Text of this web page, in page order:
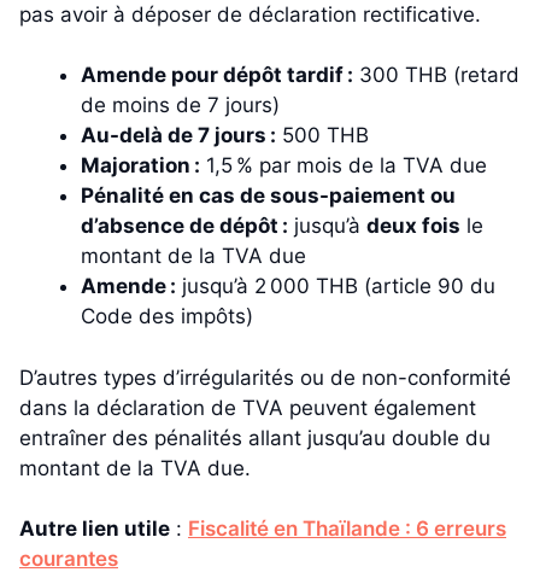
pas avoir à déposer de déclaration rectificative.
Amende pour dépôt tardif : 300 THB (retard
de moins de 7 jours)
Au-delà de 7 jours : 500 THB
Majoration : 1,5 % par mois de la TVA due
Pénalité en cas de sous-paiement ou
d’absence de dépôt : jusqu’à deux fois le
montant de la TVA due
Amende : jusqu’à 2 000 THB (article 90 du
Code des impôts)
D’autres types d’irrégularités ou de non-conformité
dans la déclaration de TVA peuvent également
entraîner des pénalités allant jusqu’au double du
montant de la TVA due.
Autre lien utile : Fiscalité en Thaïlande : 6 erreurs
courantes